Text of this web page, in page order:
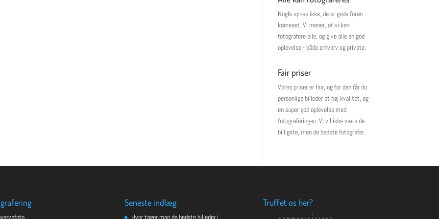
Nogle synes ikke, de er gode foran
kameaet. Vi mener, at vi kan
fotografere alle, og give alle en god
oplevelse - både erhverv og private.
Fair priser
Vores priser er fair, og for den får du
personlige billeder at høj kvalitet, og
en super god oplevelse med
fotograferingen. Vi vil ikke være de
billigste, men de bedste fotografer.
Seneste indlæg
Hvor tager man de bedste billeder i
Truffet os her?